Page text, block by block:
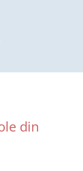
din